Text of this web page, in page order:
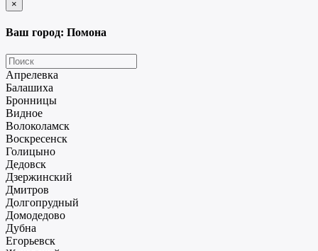
×
Ваш город: Помона
Апрелевка
Балашиха
Бронницы
Видное
Волоколамск
Воскресенск
Голицыно
Дедовск
Дзержинский
Дмитров
Долгопрудный
Домодедово
Дубна
Егорьевск